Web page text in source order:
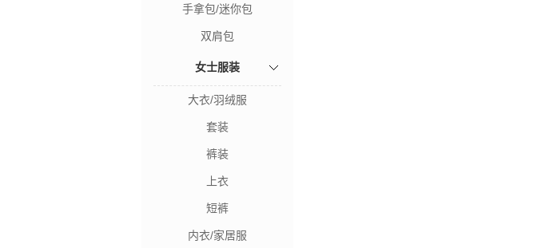
手拿包/迷你包
双肩包
女士服装
大衣/羽绒服
套装
裤装
上衣
短裤
内衣/家居服